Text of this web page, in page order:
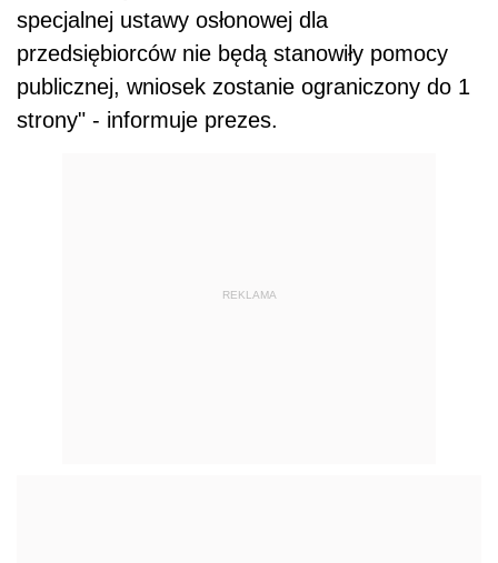
specjalnej ustawy osłonowej dla
przedsiębiorców nie będą stanowiły pomocy
publicznej, wniosek zostanie ograniczony do 1
strony" - informuje prezes.
REKLAMA